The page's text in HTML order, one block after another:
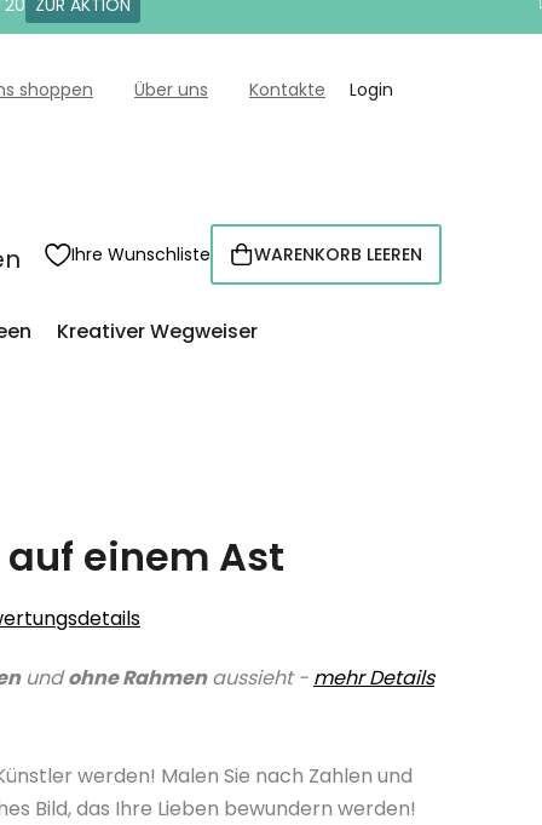
ZUR AKTION
shoppen Über uns Kontakte Login
Ihre Wunschliste WARENKORB
WARENKORB LEEREN
Kreativer Wegweiser
einem Ast
undohne Rahmenaussieht - mehr Details
werden! Malen Sie nach Zahlen und
Bild, das Ihre Lieben bewundern werden!